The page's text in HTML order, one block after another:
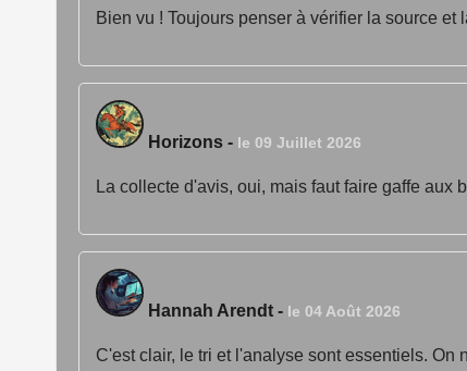
Bien vu ! Toujours penser à vérifier la source
Horizons - le 09 Juillet 2026
La collecte d'avis, oui, mais faut faire gaffe
Hannah Arendt - le 04 Août 2026
C'est clair, le tri et l'analyse sont essentiels. On